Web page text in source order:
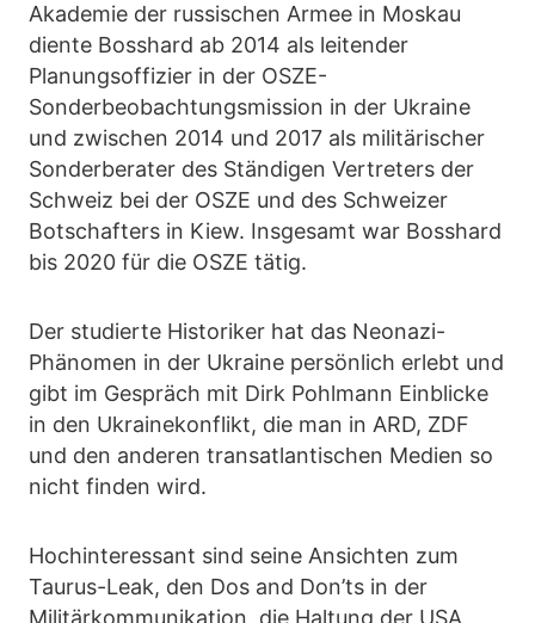
Akademie der russischen Armee in Moskau
diente Bosshard ab 2014 als leitender
Planungsoffizier in der OSZE-
Sonderbeobachtungsmission in der Ukraine
und zwischen 2014 und 2017 als militärischer
Sonderberater des Ständigen Vertreters der
Schweiz bei der OSZE und des Schweizer
Botschafters in Kiew. Insgesamt war Bosshard
bis 2020 für die OSZE tätig.
Der studierte Historiker hat das Neonazi-
Phänomen in der Ukraine persönlich erlebt und
gibt im Gespräch mit Dirk Pohlmann Einblicke
in den Ukrainekonflikt, die man in ARD, ZDF
und den anderen transatlantischen Medien so
nicht finden wird.
Hochinteressant sind seine Ansichten zum
Taurus-Leak, den Dos and Don’ts in der
Militärkommunikation, die Haltung der USA